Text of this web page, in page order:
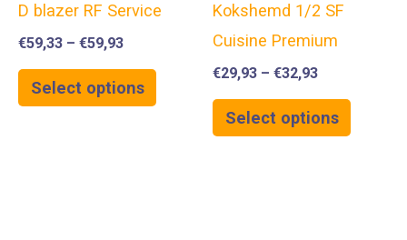
D blazer RF Service
€59,33 – €59,93
Select options
Kokshemd 1/2 SF
Cuisine Premium
€29,93 – €32,93
Select options